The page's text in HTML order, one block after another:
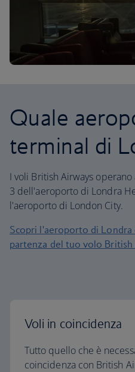
Quale
terminal di
I voli British Airways
3 dell'aeroporto di Londra
l'aeroporto di London City.
Scopri l'aeroporto di
partenza del tuo volo British
Voli in coincidenza
Tutto quello che è
coincidenza con British